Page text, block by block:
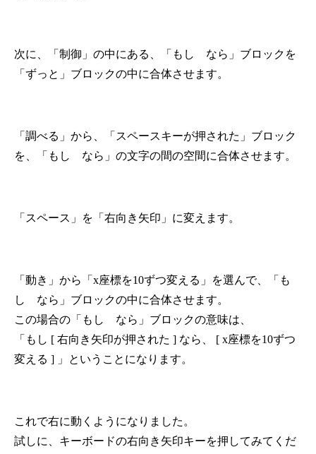
次に、「制御」の中にある、「もし なら」ブロックを
「ずっと」ブロックの中に合体させます。
「調べる」から、「スペースキーが押された」ブロック
を、「もし なら」の文字の間の空間に合体させます。
「スペース」を「右向き矢印」に変えます。
「動き」から「x座標を10ずつ変える」を選んで、「も
し なら」ブロックの中に合体させます。
この場合の「もし なら」ブロックの意味は、
「もし [ 右向き矢印が押された ] なら、 [ x座標を10ずつ
変える ] 」ということになります。
これで右に動くようになりました。
試しに、キーボードの右向き矢印キーを押してみてくだ